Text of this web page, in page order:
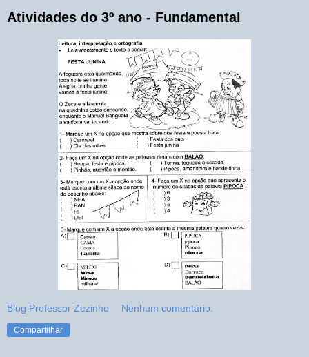
Atividades do 3º ano - Fundamental
Blog Professor Zezinho Nenhum comentário:
Compartilhar